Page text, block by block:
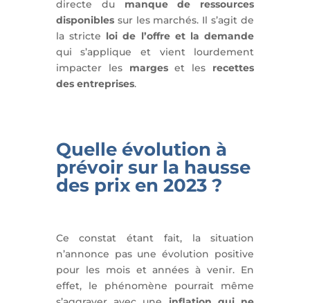
directe du manque de ressources
disponiblessur les marchés. Il s’agit de
la stricte loi de l’offre et la demande
qui s’applique et vient lourdement
impacter les margeset les recettes
des entreprises.
Quelle évolution à
prévoir sur la hausse
des prix en 2023 ?
Ce constat étant fait, la situation
n’annonce pas une évolution positive
pour les mois et années à venir. En
effet, le phénomène pourrait même